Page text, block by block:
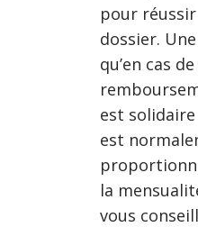
pour
dossier.
qu’en cas
est
est
la
vous